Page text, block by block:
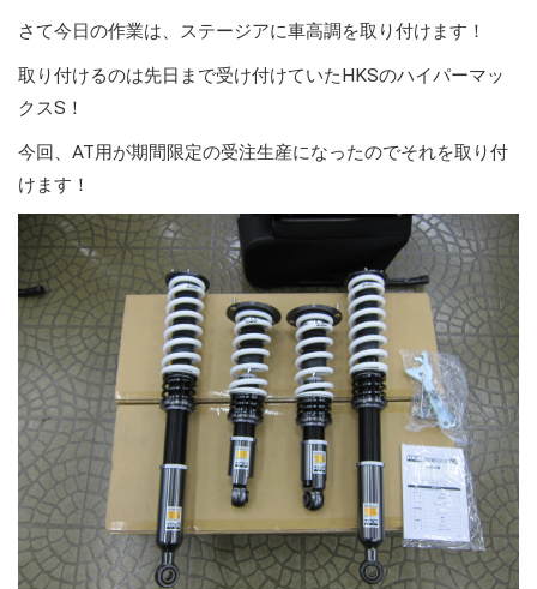
さて今日の作業は、ステージアに車高調を取り付けます！
取り付けるのは先日まで受け付けていたHKSのハイパーマッ
クスS！
今回、AT用が期間限定の受注生産になったのでそれを取り付
けます！